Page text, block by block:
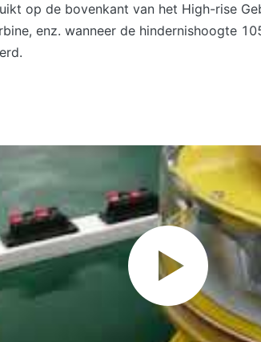
op de bovenkant van het High-rise
enz. wanneer de hindernishoogte